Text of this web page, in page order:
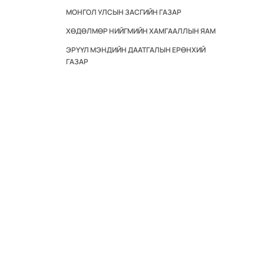
МОНГОЛ УЛСЫН ЗАСГИЙН ГАЗАР
ХӨДӨЛМӨР НИЙГМИЙН ХАМГААЛЛЫН ЯАМ
ЭРҮҮЛ МЭНДИЙН ДААТГАЛЫН ЕРӨНХИЙ
ГАЗАР